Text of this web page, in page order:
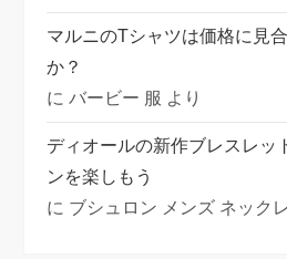
マルニのTシャツは価格に見
か？
にバービー 服 より
ディオールの新作ブレスレッ
ンを楽しもう
に ブシュロン メンズ ネック